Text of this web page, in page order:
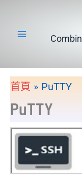
首頁 PuTTY
PuTTY